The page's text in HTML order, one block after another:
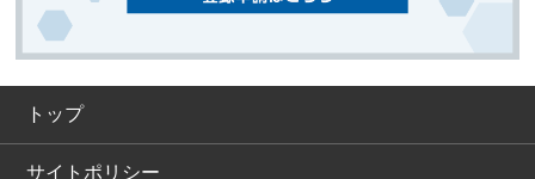
トップ
サイトポリシー